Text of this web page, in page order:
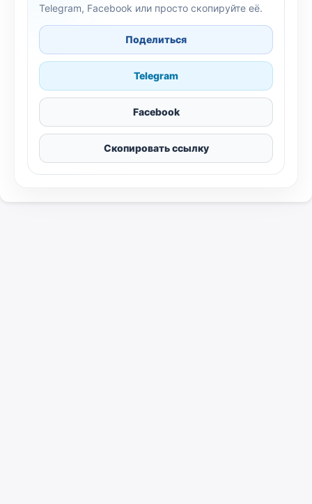
Telegram, Facebook или просто скопируйте её.
Поделиться
Telegram
Facebook
Скопировать ссылку